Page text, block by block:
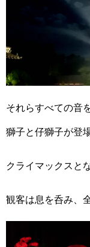
それらすべての音
獅子と仔獅子が登
クライマックスと
観客は息を呑み、